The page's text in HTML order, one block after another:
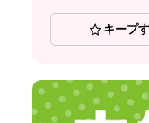
キープ